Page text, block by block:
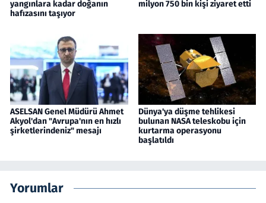
yangınlara kadar doğanın
hafızasını taşıyor
milyon 750 bin kişi ziyaret etti
ASELSAN Genel Müdürü Ahmet
Akyol'dan "Avrupa'nın en hızlı
şirketlerindeniz" mesajı
Dünya'ya düşme tehlikesi
bulunan NASA teleskobu için
kurtarma operasyonu
başlatıldı
Yorumlar